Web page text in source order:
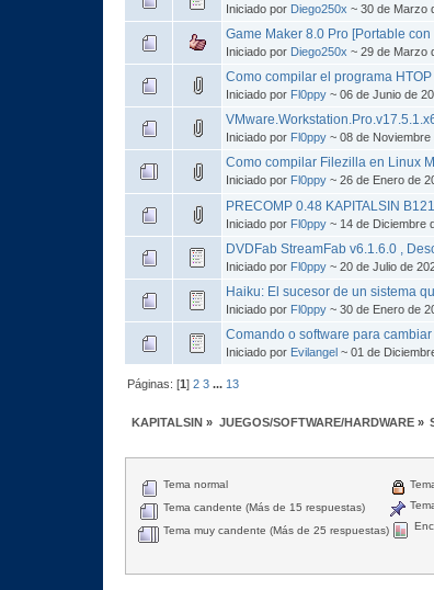
Iniciado por Diego250x ~ 30 de Marzo
Game Maker 8.0 Pro [Portable
Iniciado por Diego250x ~ 29 de Marzo
Como compilar el programa
Iniciado por Fl0ppy ~ 06 de Junio de
Iniciado por Fl0ppy ~ 08 de Noviembre
Como compilar Filezilla en Linux
Iniciado por Fl0ppy ~ 26 de Enero de
PRECOMP 0.48 KAPITALSIN
Iniciado por Fl0ppy ~ 14 de Diciembre
DVDFab StreamFab v6.1.6.0 ,
Iniciado por Fl0ppy ~ 20 de Julio de
Haiku: El sucesor de un sistema
Iniciado por Fl0ppy ~ 30 de Enero de
Comando o software para
Iniciado por Evilangel ~ 01 de
Páginas: [1]2 3 ... 13
KAPITALSIN » JUEGOS/SOFTWARE/HARDWARE»
Tema normal
Tema candente (Más de 15 respuestas)
Tema muy candente (Más de 25 respuestas)